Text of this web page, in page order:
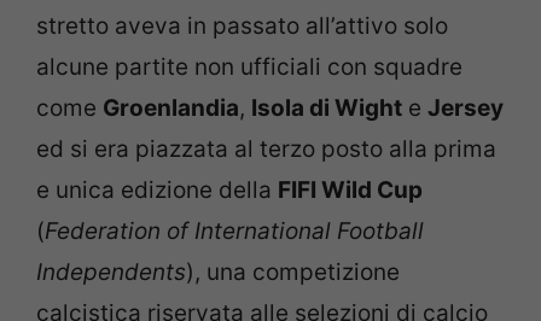
stretto aveva in passato all’attivo solo
alcune partite non ufficiali con squadre
come Groenlandia, Isola di Wight e Jersey
ed si era piazzata al terzo posto alla prima
e unica edizione della FIFI Wild Cup
(Federation of International Football
Independents), una competizione
calcistica riservata alle selezioni di calcio